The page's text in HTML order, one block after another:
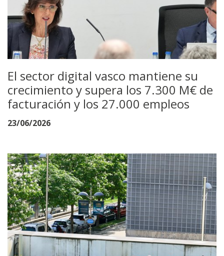
El sector digital vasco mantiene su
crecimiento y supera los 7.300 M€ de
facturación y los 27.000 empleos
23/06/2026